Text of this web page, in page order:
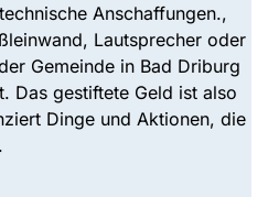
Anschaffungen.,
Lautsprecher oder
Gemeinde in Bad Driburg
Das gestiftete Geld ist also
Dinge und Aktionen, die